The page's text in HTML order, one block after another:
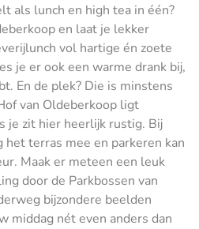
als lunch en high tea in één?
en laat je lekker
vol hartige én zoete
je er ook een warme drank bij,
En de plek? Die is minstens
van Oldeberkoop ligt
je zit hier heerlijk rustig. Bij
terras mee en parkeren kan
Maak er meteen een leuk
door de Parkbossen van
bijzondere beelden
middag nét even anders dan